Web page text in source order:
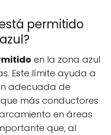
permitido
en la zona azul
Este límite ayuda a
adecuada de
más conductores
en áreas
que, al